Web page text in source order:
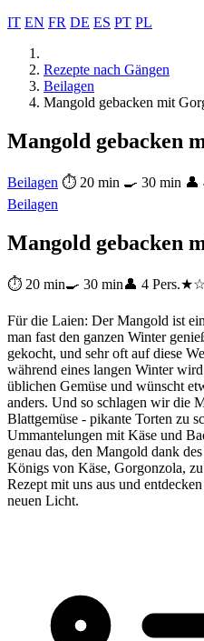
IT EN FR DE ES PT PL
Rezepte nach Gängen
Beilagen
Mangold gebacken mit
Mangold gebacken
Beilagen ⏱ 20 min 🍳 30 min 👤
Beilagen
Mangold gebacken
⏱ 20 min🍳 30 min👤 4 Pers.
Für die Laien: Der Mangold ist
man fast den ganzen Winter
gekocht, und sehr oft auf diese
während eines langen Winter
üblichen Gemüse und wünscht
anders. Und so schlagen wir die
Blattgemüse - pikante Torten zu
Ummantelungen mit Käse und
genau das, den Mangold dank
Königs von Käse, Gorgonzola,
Rezept mit uns aus und
neuen Licht.